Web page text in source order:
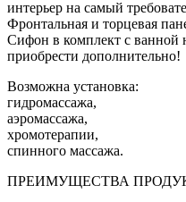
интерьер на самый
Фронтальная и торцевая
Сифон в комплект с ванной
приобрести дополнительно!
Возможна установка:
гидромассажа,
аэромассажа,
хромотерапии,
спинного массажа.
ПРЕИМУЩЕСТВА